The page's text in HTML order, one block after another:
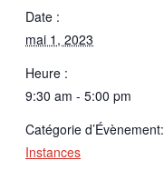
Date :
mai 1, 2023
Heure :
9:30 am - 5:00 pm
Catégorie d’Évènement:
Instances